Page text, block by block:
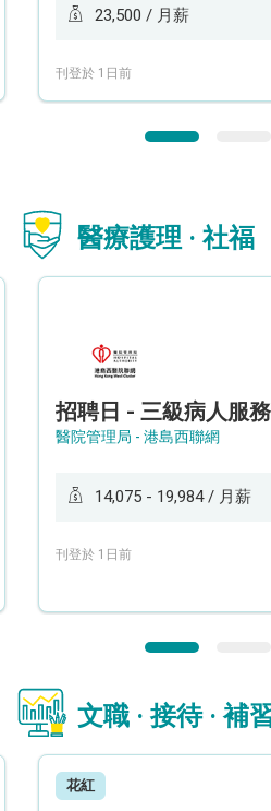
23,500 / 月薪
刊登於 1日前
醫療護理 · 社福
醫院管理局 - 港島西聯網
14,075 - 19,984 / 月薪
刊登於 1日前
文職 · 接待 · 補
花紅